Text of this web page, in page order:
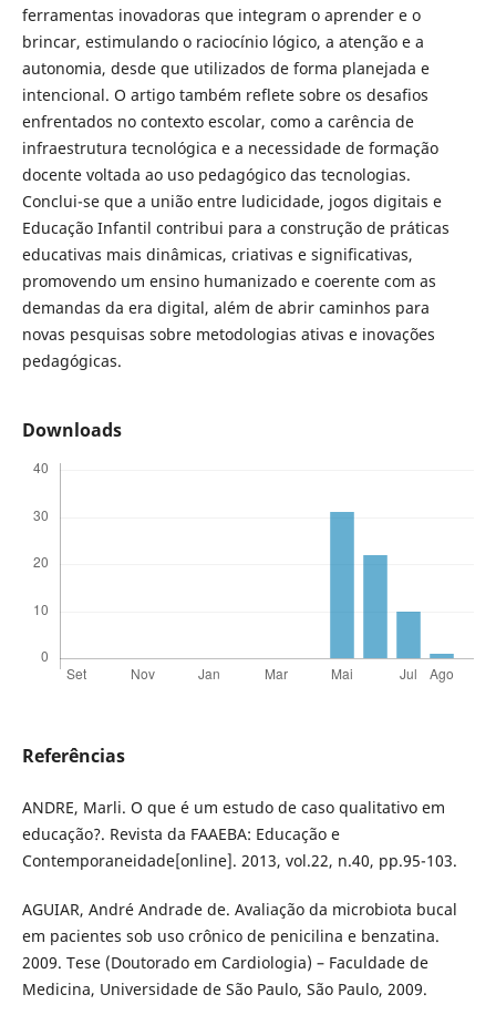
ferramentas inovadoras que integram o aprender e o
brincar, estimulando o raciocínio lógico, a atenção e a
autonomia, desde que utilizados de forma planejada e
intencional. O artigo também reflete sobre os desafios
enfrentados no contexto escolar, como a carência de
infraestrutura tecnológica e a necessidade de formação
docente voltada ao uso pedagógico das tecnologias.
Conclui-se que a união entre ludicidade, jogos digitais e
Educação Infantil contribui para a construção de práticas
educativas mais dinâmicas, criativas e significativas,
promovendo um ensino humanizado e coerente com as
demandas da era digital, além de abrir caminhos para
novas pesquisas sobre metodologias ativas e inovações
pedagógicas.
Downloads
Referências
ANDRE, Marli. O que é um estudo de caso qualitativo em
educação?. Revista da FAAEBA: Educação e
Contemporaneidade[online]. 2013, vol.22, n.40, pp.95-103.
AGUIAR, André Andrade de. Avaliação da microbiota bucal
em pacientes sob uso crônico de penicilina e benzatina.
2009. Tese (Doutorado em Cardiologia) – Faculdade de
Medicina, Universidade de São Paulo, São Paulo, 2009.